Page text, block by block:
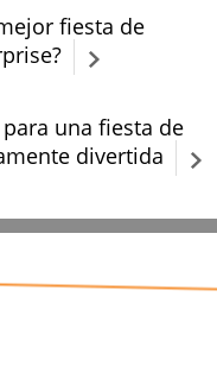
fiesta de
una fiesta de
divertida